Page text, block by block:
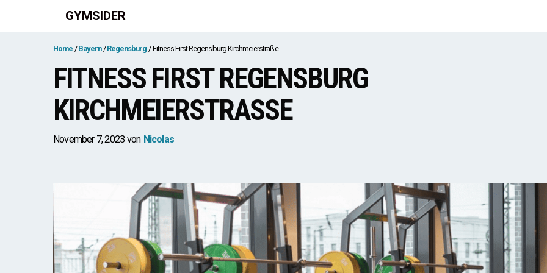
GYMSIDER
Home Bayern Regensburg Fitness First Regensburg Kirchmeierstraße
FITNESS FIRST REGENSBURG
KIRCHMEIERSTRASSE
November 7, 2023 von Nicolas